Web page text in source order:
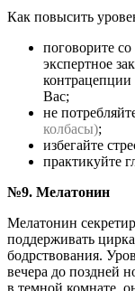
Как повысить
поговорите
экспертное
Вас;
не
колбасы);
избегайте
практикуйте
№9. Мелатонин
Мелатонин
поддерживать
бодрствования.
вечера до поздней